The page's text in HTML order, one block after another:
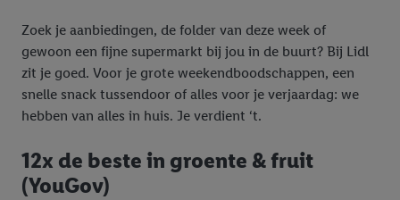
Zoek je aanbiedingen, de folder van deze week of
gewoon een fijne supermarkt bij jou in de buurt? Bij Lidl
zit je goed. Voor je grote weekendboodschappen, een
snelle snack tussendoor of alles voor je verjaardag: we
hebben van alles in huis. Je verdient ‘t.
12x de beste in groente & fruit
(YouGov)